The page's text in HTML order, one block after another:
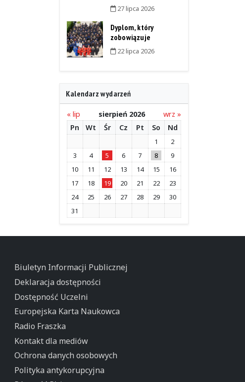
27 lipca 2026
Dyplom, który
zobowiązuje
22 lipca 2026
Kalendarz wydarzeń
« lip sierpień 2026
wrz »
Pn
Wt Śr Cz Pt So Nd
1
2
3
4 5 6 7 8
9
10
11 12 13 14 15
16
17
18 19 20 21 22
23
24
25 26 27 28 29
30
31
Biuletyn Informacji Publicznej
Deklaracja dostępności
Dostępność Uczelni
Europejska Karta Naukowca
Radio Fraszka
Kontakt dla mediów
Ochrona danych osobowych
Polityka antykorupcyjna